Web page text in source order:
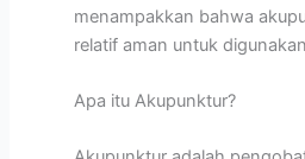
menampakkan bahwa
relatif aman untuk
Apa itu Akupunktur?